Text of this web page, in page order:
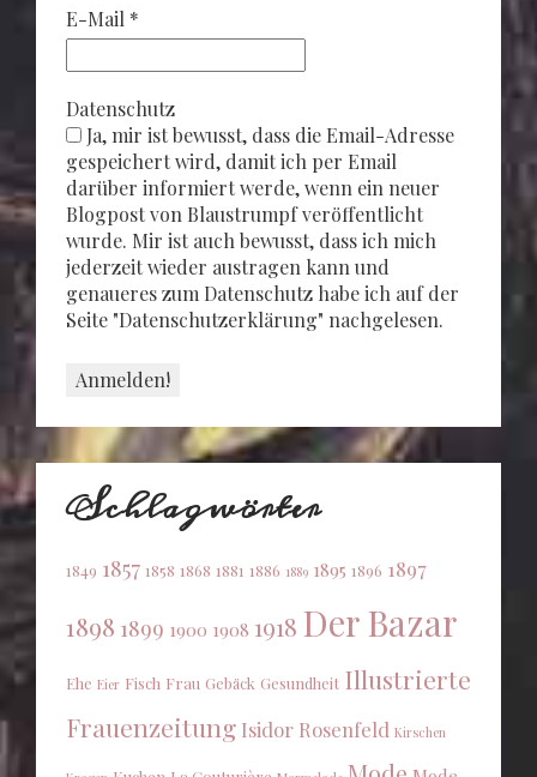
E-Mail *
Datenschutz
Ja, mir ist bewusst, dass die Email-Adresse
gespeichert wird, damit ich per Email
darüber informiert werde, wenn ein neuer
Blogpost von Blaustrumpf veröffentlicht
wurde. Mir ist auch bewusst, dass ich mich
jederzeit wieder austragen kann und
genaueres zum Datenschutz habe ich auf der
Seite "Datenschutzerklärung" nachgelesen.
Schlagwörter
1849 1857 1858 1868 1881 1886 1889 1895 1896 1897
1898 1899 1900 1908 1918 Der Bazar
Ehe Eier Fisch Frau Gebäck Gesundheit Illustrierte
Frauenzeitung Isidor Rosenfeld Kirschen